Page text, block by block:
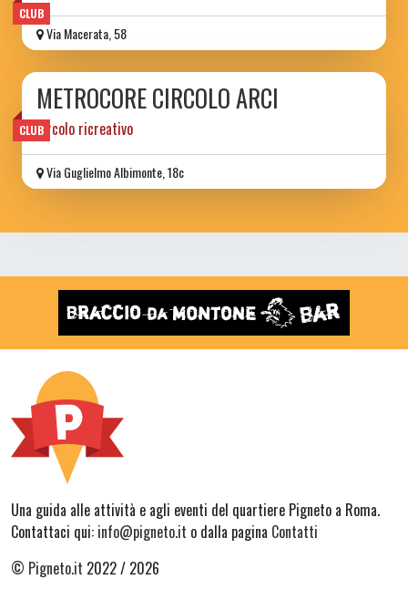
CLUB
Via Macerata, 58
CLUB
METROCORE CIRCOLO ARCI
circolo ricreativo
Via Guglielmo Albimonte, 18c
Una guida alle attività e agli eventi del quartiere Pigneto a Roma.
Contattaci qui: info@pigneto.it o dalla pagina Contatti
© Pigneto.it 2022 / 2026